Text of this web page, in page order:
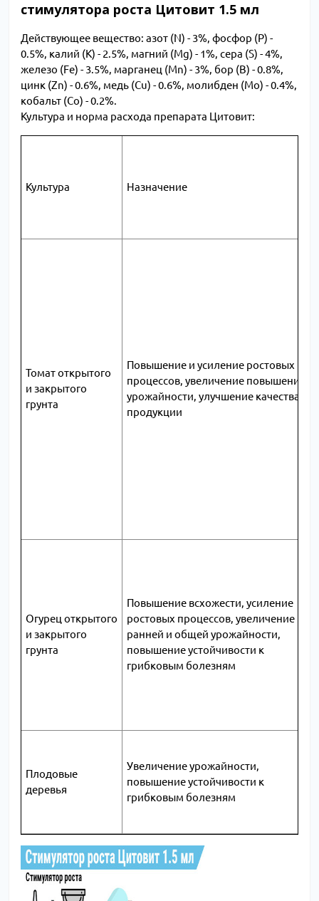
стимулятора роста Цитовит 1.5 мл
Действующее вещество: азот (N) - 3%, фосфор (P) -
0.5%, калий (K) - 2.5%, магний (Mg) - 1%, сера (S) - 4%,
железо (Fe) - 3.5%, марганец (Mn) - 3%, бор (B) - 0.8%,
цинк (Zn) - 0.6%, медь (Cu) - 0.6%, молибден (Mo) - 0.4%,
кобальт (Co) - 0.2%.
Культура и норма расхода препарата Цитовит:
Культура Назначение
Томат открытого
и закрытого
грунта
Повышение и усиление ростовых
процессов, увеличение повышение
урожайности, улучшение качества
продукции
Огурец открытого
и закрытого
грунта
Повышение всхожести, усиление
ростовых процессов, увеличение
ранней и общей урожайности,
повышение устойчивости к
грибковым болезням
Плодовые
деревья
Увеличение урожайности,
повышение устойчивости к
грибковым болезням